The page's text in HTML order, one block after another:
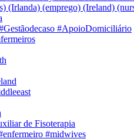
(Irlanda) (emprego) (Ireland)
#ApoioDomiciliário
de Fisoterapia
#midwives